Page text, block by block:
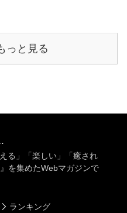
っと見る
る」「楽しい」「癒され
を集めたWebマガジンで
ランキング